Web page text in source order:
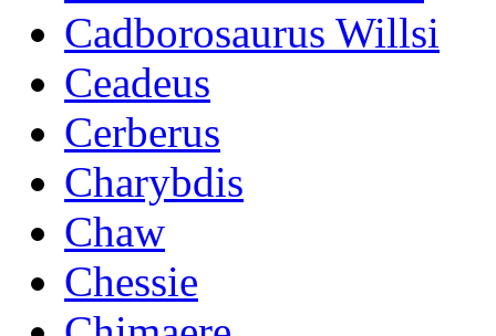
Cadborosaurus Willsi
Ceadeus
Cerberus
Charybdis
Chaw
Chessie